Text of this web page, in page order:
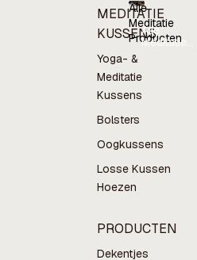
MEDITATIE
KUSSENS
Yoga- &
Meditatie
Kussens
Bolsters
Oogkussens
Losse Kussen
Hoezen
PRODUCTEN
Dekentjes
Alle
Meditatie
Producten
Alle
Meditatie